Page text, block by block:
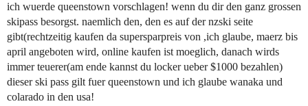
ich wuerde queenstown vorschlagen! wenn du dir den ganz grossen
skipass besorgst. naemlich den, den es auf der nzski seite
gibt(rechtzeitig kaufen da supersparpreis von ,ich glaube, maerz bis
april angeboten wird, online kaufen ist moeglich, danach wirds
immer teuerer(am ende kannst du locker ueber $1000 bezahlen)
dieser ski pass gilt fuer queenstown und ich glaube wanaka und
colarado in den usa!